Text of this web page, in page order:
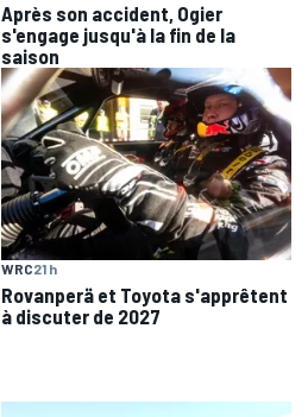
Après son accident, Ogier
s'engage jusqu'à la fin de la
saison
WRC21 h
Rovanperä et Toyota s'apprêtent
à discuter de 2027